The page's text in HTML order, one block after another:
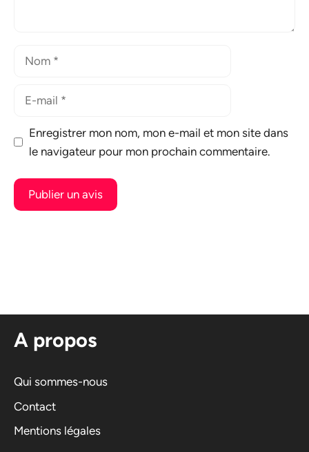
Enregistrer mon nom, mon e-mail et mon site dans
le navigateur pour mon prochain commentaire.
a
i
e
:
A propos
Qui sommes-nous
Contact
Mentions légales